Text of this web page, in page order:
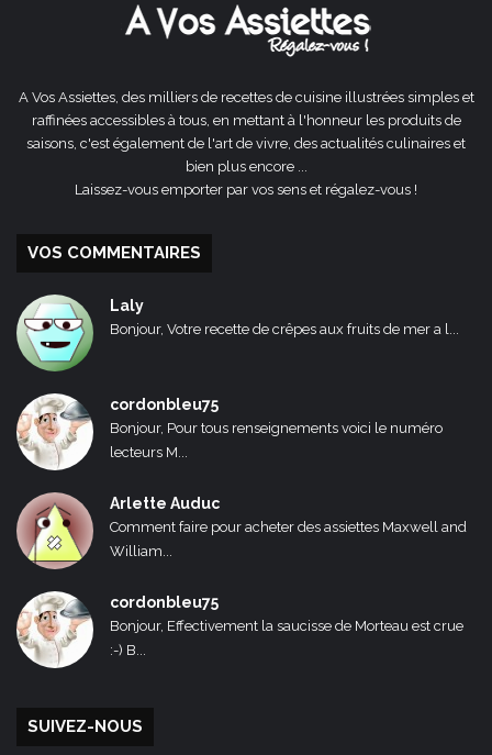
A Vos Assiettes, des milliers de recettes de cuisine illustrées simples et
raffinées accessibles à tous, en mettant à l'honneur les produits de
saisons, c'est également de l'art de vivre, des actualités culinaires et
bien plus encore ...
Laissez-vous emporter par vos sens et régalez-vous !
VOS COMMENTAIRES
Laly
Bonjour, Votre recette de crêpes aux fruits de mer a l...
cordonbleu75
Bonjour, Pour tous renseignements voici le numéro
lecteurs M...
Arlette Auduc
Comment faire pour acheter des assiettes Maxwell and
William...
cordonbleu75
Bonjour, Effectivement la saucisse de Morteau est crue
:-) B...
SUIVEZ-NOUS